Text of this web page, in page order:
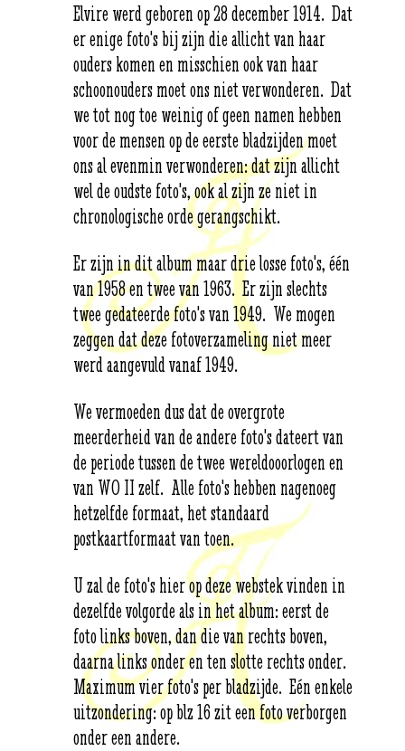
Elvire werd geboren op 28 december 1914. Dat
er enige foto's bij zijn die allicht van haar
ouders komen en misschien ook van haar
schoonouders moet ons niet verwonderen. Dat
we tot nog toe weinig of geen namen hebben
voor de mensen op de eerste bladzijden moet
ons al evenmin verwonderen: dat zijn allicht
wel de oudste foto's, ook al zijn ze niet in
chronologische orde gerangschikt.
Er zijn in dit album maar drie losse foto's, één
van 1958 en twee van 1963. Er zijn slechts
twee gedateerde foto's van 1949. We mogen
zeggen dat deze fotoverzameling niet meer
werd aangevuld vanaf 1949.
We vermoeden dus dat de overgrote
meerderheid van de andere foto's dateert van
de periode tussen de twee wereld­ooorlogen en
van WO II zelf. Alle foto's hebben nagenoeg
hetzelfde formaat, het standaard
postkaartformaat van toen.
U zal de foto's hier op deze webstek vinden in
dezelfde volgorde als in het album: eerst de
foto links boven, dan die van rechts boven,
daarna links onder en ten slotte rechts onder.
Maximum vier foto's per bladzijde. Eén enkele
uit­zon­de­ring: op blz 16 zit een foto verborgen
onder een andere.